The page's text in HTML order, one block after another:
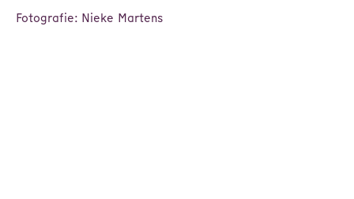
Fotografie: Nieke Martens